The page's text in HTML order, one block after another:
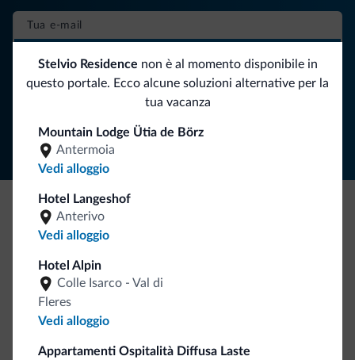
Stelvio Residence non è al momento disponibile in
questo portale. Ecco alcune soluzioni alternative per la
tua vacanza
Mountain Lodge Ütia de Börz
Antermoia
Vedi alloggio
Hotel Langeshof
Anterivo
Vedi alloggio
Hotel Alpin
Colle Isarco - Val di
Fleres
Vedi alloggio
Appartamenti Ospitalità Diffusa Laste
Segui Dolomiti.it
Be Original, scopri la nuova collezione
Dolomiti.it!